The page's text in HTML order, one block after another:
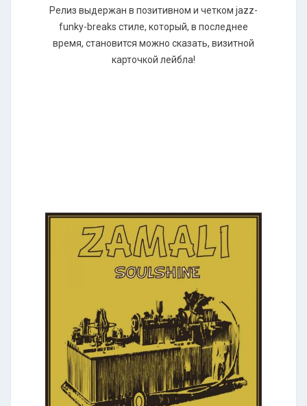
Релиз выдержан в позитивном и четком jazz-
funky-breaks стиле, который, в последнее
время, становится можно сказать, визитной
карточкой лейбла!